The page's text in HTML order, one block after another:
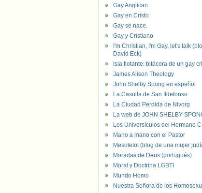
Gay Anglican
Gay en Cristo
Gay se nace.
Gay y Cristiano
I'm Christian, I'm Gay, let's talk
David Eck)
Isla flotante: bitácora de un gay
James Alison Theology
John Shelby Spong en español
La Casulla de San Ildefonso
La Ciudad Perdida de Nivorg
La web de JOHN SHELBY
Los Universículos del Hermano
Mano a mano con el Pastor
Mesoletot (blog de una mujer
Moradas de Deus (portugués)
Moral y Doctrina LGBTI
Mundo Homo
Nuestra Señora de los